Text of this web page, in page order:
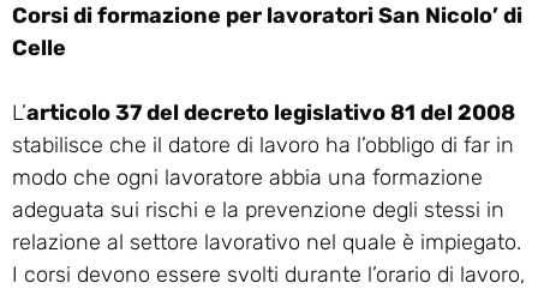
Corsi di formazione per lavoratori San Nicolo’ di
Celle
L’articolo 37 del decreto legislativo 81 del 2008
stabilisce che il datore di lavoro ha l’obbligo di far in
modo che ogni lavoratore abbia una formazione
adeguata sui rischi e la prevenzione degli stessi in
relazione al settore lavorativo nel quale è impiegato.
I corsi devono essere svolti durante l’orario di lavoro,